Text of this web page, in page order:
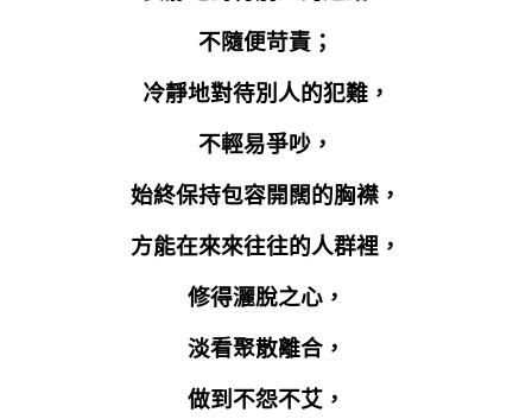
不隨便苛責；
冷靜地對待別人的犯難，
不輕易爭吵，
始終保持包容開闊的胸襟，
方能在來來往往的人群裡，
修得灑脫之心，
淡看聚散離合，
做到不怨不艾，